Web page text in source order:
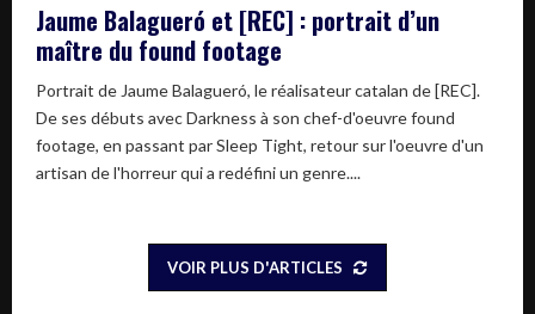
Jaume Balagueró et [REC] : portrait d’un
maître du found footage
Portrait de Jaume Balagueró, le réalisateur catalan de [REC].
De ses débuts avec Darkness à son chef-d'oeuvre found
footage, en passant par Sleep Tight, retour sur l'oeuvre d'un
artisan de l'horreur qui a redéfini un genre....
VOIR PLUS D'ARTICLES